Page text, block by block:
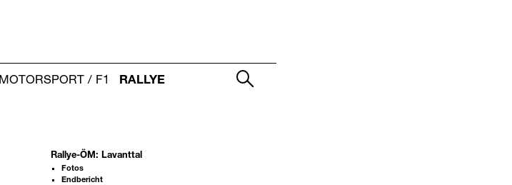
MOTORSPORT / F1 RALLYE
Rallye-ÖM: Lavanttal
Fotos
Endbericht